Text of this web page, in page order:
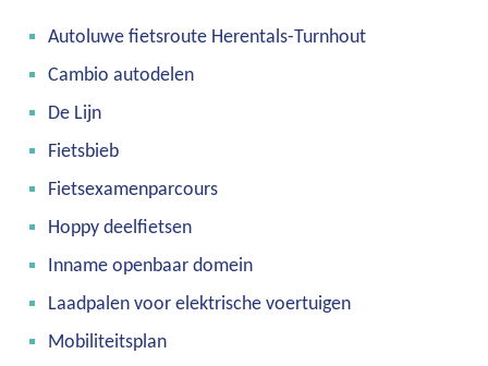
Thema's
Autoluwe fietsroute Herentals-Turnhout
Cambio autodelen
De Lijn
Fietsbieb
Fietsexamenparcours
Hoppy deelfietsen
Inname openbaar domein
Laadpalen voor elektrische voertuigen
Mobiliteitsplan